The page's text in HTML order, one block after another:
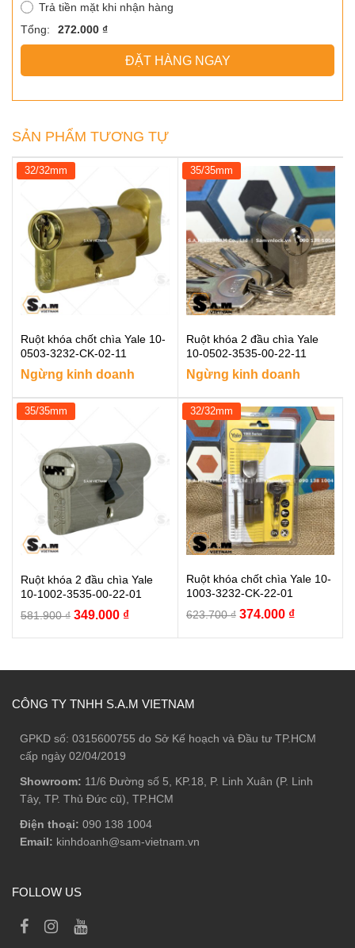
Trả tiền mặt khi nhận hàng
Tổng:
272.000 ₫
ĐẶT HÀNG NGAY
SẢN PHẨM TƯƠNG TỰ
32/32mm
Ruột khóa chốt chìa Yale 10-
0503-3232-CK-02-11
Ngừng kinh doanh
35/35mm
Ruột khóa 2 đầu chìa Yale
10-0502-3535-00-22-11
Ngừng kinh doanh
35/35mm
Ruột khóa 2 đầu chìa Yale
10-1002-3535-00-22-01
581.900₫ Giá
349.000 ₫Giá
32/32mm
Ruột khóa chốt chìa Yale 10-
1003-3232-CK-22-01
623.700₫ Giá
374.000 ₫Giá
CÔNG TY TNHH S.A.M VIETNAM
GPKD số: 0315600755 do Sở Kế hoạch và Đầu tư TP.HCM
cấp ngày 02/04/2019
Showroom: 11/6 Đường số 5, KP.18, P. Linh Xuân (P. Linh
Tây, TP. Thủ Đức cũ), TP.HCM
Điện thoại: 090 138 1004
Email: kinhdoanh@sam-vietnam.vn
FOLLOW US